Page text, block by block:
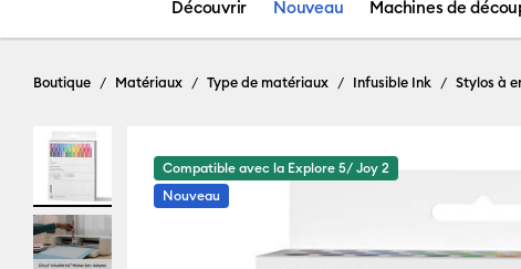
Découvrir Nouveau Machines de
Boutique Matériaux Type de matériaux Infusible Ink Stylos à
Compatible avec la Explore 5/ Joy 2
Nouveau